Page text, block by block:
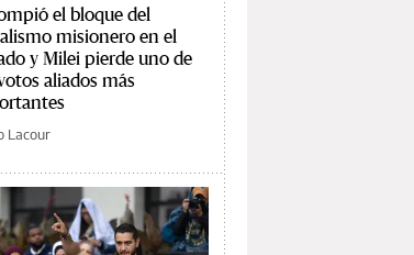
el bloque del
misionero en el
y Milei pierde uno de
aliados más
Lacour